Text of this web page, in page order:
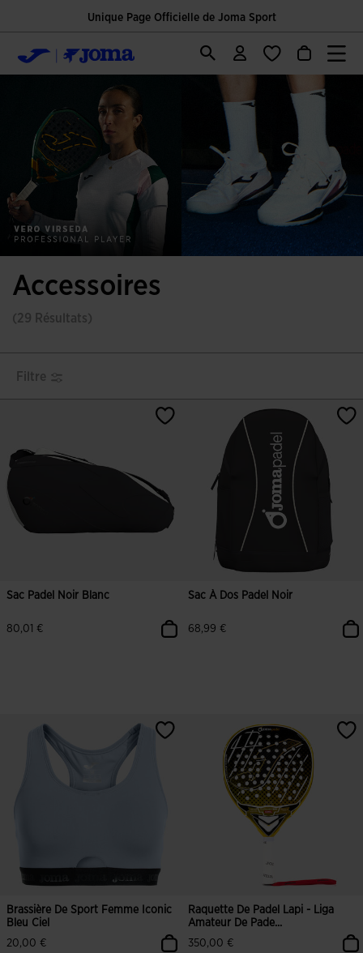
Unique Page Officielle de Joma Sport
Accessoires
(29 Résultats)
Filtre
Sac Padel Noir Blanc
80,01 €
4,6 sur 5 Évaluation du client
Sac À Dos Padel Noir
68,99 €
3,2 sur 5 Évaluation du client
Brassière De Sport Femme Iconic
Bleu Ciel
20,00 €
Raquette De Padel Lapi - Liga
Amateur De Pade...
350,00 €